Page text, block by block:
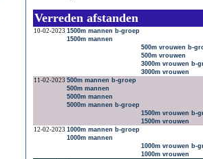
Verreden afstanden
10-02-2023 1500m mannen b-groep
1500m mannen
500m vrouwen b-
500m vrouwen
3000m vrouwen b-
3000m vrouwen
11-02-2023 500m mannen b-groep
500m mannen
5000m mannen
5000m mannen b-groep
1500m vrouwen b-
1500m vrouwen
12-02-2023 1000m mannen b-groep
1000m mannen
1000m vrouwen b-
1000m vrouwen